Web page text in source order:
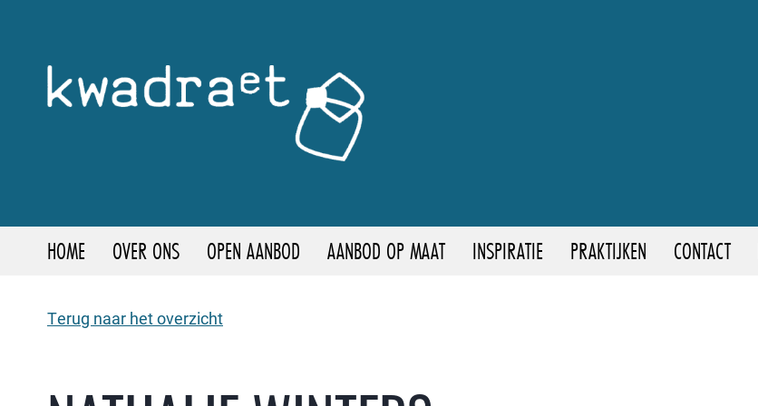
HOME OVER ONS OPEN AANBOD AANBOD OP MAAT INSPIRATIE PRAKTIJKEN CONTACT
Terug naar het overzicht